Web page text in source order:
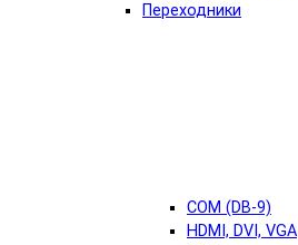
Переходники
COM (DB-9)
HDMI, DVI, VGA